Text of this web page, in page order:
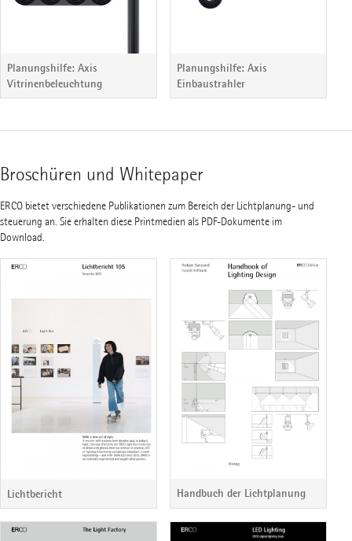
Planungshilfe: Axis
Vitrinenbeleuchtung
Planungshilfe: Axis
Einbaustrahler
Broschüren und Whitepaper
ERCO bietet verschiedene Publikationen zum Bereich der Lichtplanung- und
steuerung an. Sie erhalten diese Printmedien als PDF-Dokumente im
Download.
Lichtbericht Handbuch der Lichtplanung